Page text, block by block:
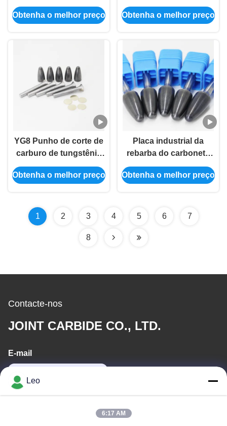
branco para
processamento de
Obtenha o melhor preço
semiacabada para polir
corte de borracha
Obtenha o melhor preço
YG8 Punho de corte de
carburo de tungstênio
para moagem polir
borbulha borbulha
Obtenha o melhor preço
Placa industrial da
rebarba do carboneto
de tungstênio YG8 para
afiar o corte secundário
Obtenha o melhor preço
1 2 3 4 5 6 7
8
Contacte-nos
JOINT CARBIDE CO., LTD.
E-mail
Leo
6:17 AM